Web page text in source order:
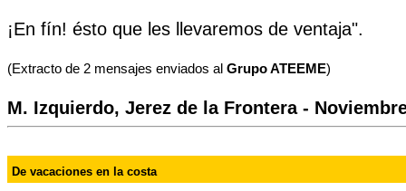
¡En fín! ésto que les llevaremos de ventaja".
(Extracto de 2 mensajes enviados al Grupo ATEEME)
M. Izquierdo, Jerez de la Frontera -
De vacaciones en la costa